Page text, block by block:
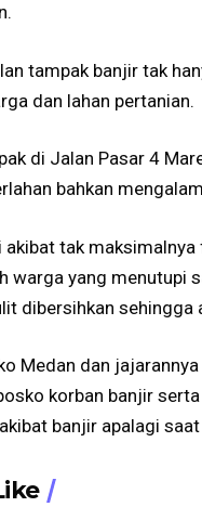
tampak banjir tak
dan lahan pertanian.
di Jalan Pasar 4
bahkan
tak
warga yang menutupi
dibersihkan sehingga
Medan dan
korban banjir
banjir apalagi